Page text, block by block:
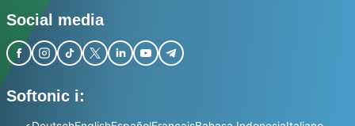
Social media
Softonic i: